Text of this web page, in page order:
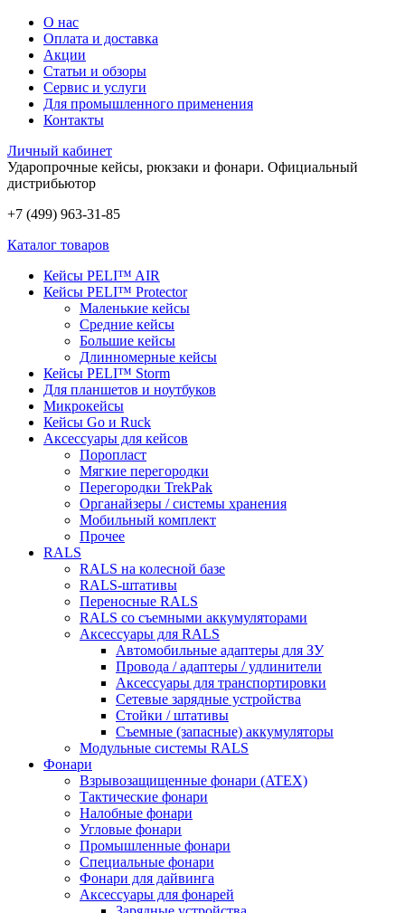
О нас
Оплата и доставка
Акции
Статьи и обзоры
Сервис и услуги
Для промышленного применения
Контакты
Личный кабинет
Ударопрочные кейсы, рюкзаки и фонари. Официальный
дистрибьютор
+7 (499) 963-31-85
Каталог товаров
Кейсы PELI™ AIR
Кейсы PELI™ Protector
Маленькие кейсы
Средние кейсы
Большие кейсы
Длинномерные кейсы
Кейсы PELI™ Storm
Для планшетов и ноутбуков
Микрокейсы
Кейсы Go и Ruck
Аксессуары для кейсов
Поропласт
Мягкие перегородки
Перегородки TrekPak
Органайзеры / системы хранения
Мобильный комплект
Прочее
RALS
RALS на колесной базе
RALS-штативы
Переносные RALS
RALS со съемными аккумуляторами
Аксессуары для RALS
Автомобильные адаптеры для ЗУ
Провода / адаптеры / удлинители
Аксессуары для транспортировки
Сетевые зарядные устройства
Стойки / штативы
Съемные (запасные) аккумуляторы
Модульные системы RALS
Фонари
Взрывозащищенные фонари (ATEX)
Тактические фонари
Налобные фонари
Угловые фонари
Промышленные фонари
Специальные фонари
Фонари для дайвинга
Аксессуары для фонарей